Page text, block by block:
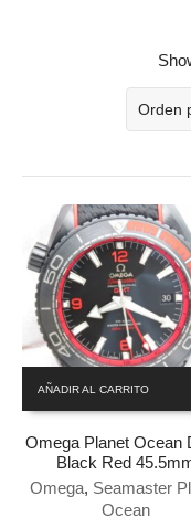
AÑADIR AL CARRITO
Omega Planet Ocean
Black Red
Omega, Seamaster
Ocean